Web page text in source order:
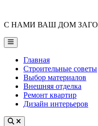
content
С НАМИ ВАШ ДОМ
Main
Menu
Главная
Строительные советы
Выбор материалов
Внешняя отделка
Ремонт квартир
Дизайн интерьеров